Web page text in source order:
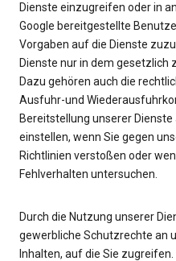
Dienste einzugreifen oder in
Google bereitgestellte
Vorgaben auf die Dienste
Dienste nur in dem gesetzlich
Dazu gehören auch die
Ausfuhr-und
Bereitstellung unserer
einstellen, wenn Sie gegen
Richtlinien verstoßen oder
Fehlverhalten untersuchen.
Durch die Nutzung unserer
gewerbliche Schutzrechte an
Inhalten, auf die Sie